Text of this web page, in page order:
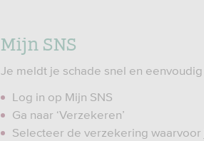
Mijn SNS
Je meldt je schade snel en
Log in op Mijn SNS
Ga naar ‘Verzekeren’
Selecteer de verzekering